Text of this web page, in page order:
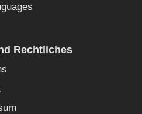
Rechtliches